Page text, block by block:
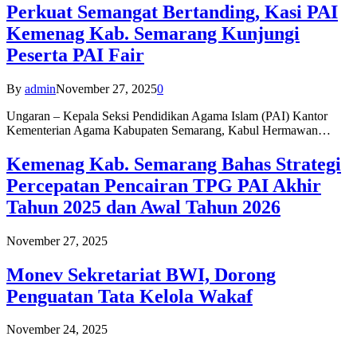
Perkuat Semangat Bertanding, Kasi PAI
Kemenag Kab. Semarang Kunjungi
Peserta PAI Fair
By adminNovember 27, 20250
Ungaran – Kepala Seksi Pendidikan Agama Islam (PAI) Kantor
Kementerian Agama Kabupaten Semarang, Kabul Hermawan…
Kemenag Kab. Semarang Bahas Strategi
Percepatan Pencairan TPG PAI Akhir
Tahun 2025 dan Awal Tahun 2026
November 27, 2025
Monev Sekretariat BWI, Dorong
Penguatan Tata Kelola Wakaf
November 24, 2025